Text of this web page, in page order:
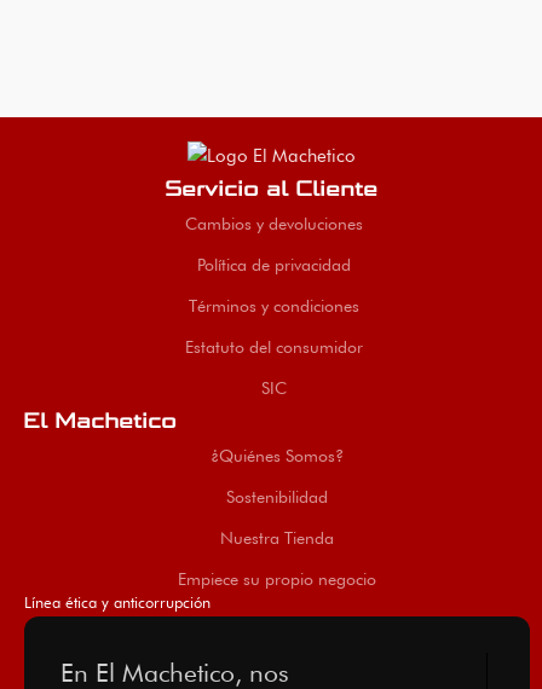
Servicio al Cliente
Cambios y devoluciones
Política de privacidad
Términos y condiciones
Estatuto del consumidor
SIC
El Machetico
¿Quiénes Somos?
Sostenibilidad
Nuestra Tienda
Empiece su propio negocio
Línea ética y anticorrupción
En El Machetico, nos